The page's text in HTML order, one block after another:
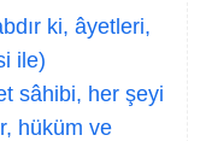
ki, âyetleri,
ile)
sâhibi, her şeyi
hüküm ve